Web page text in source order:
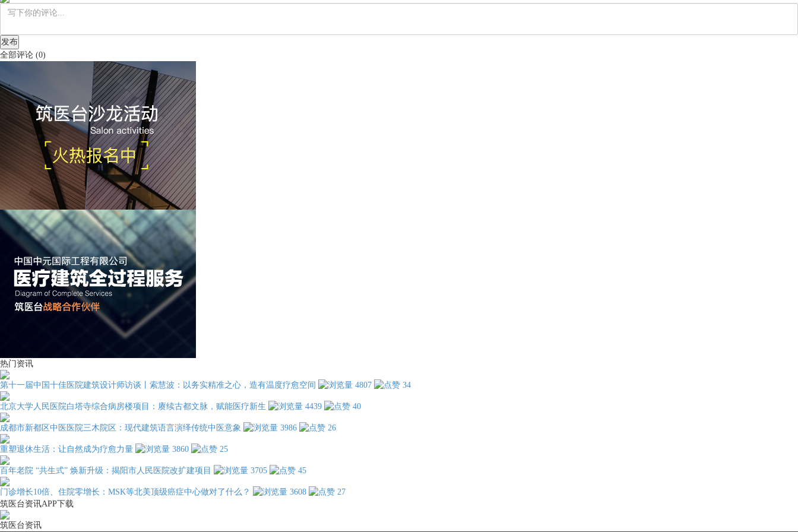
发布
全部评论 (0)
热门资讯
第十一届中国十佳医院建筑设计师访谈丨索慧波：以务实精准之心，造有温度疗愈空间 4807 34
北京大学人民医院白塔寺综合病房楼项目：赓续古都文脉，赋能医疗新生 4439 40
成都市新都区中医医院三木院区：现代建筑语言演绎传统中医意象 3986 26
重塑退休生活：让自然成为疗愈力量 3860 25
百年老院 “共生式” 焕新升级：揭阳市人民医院改扩建项目 3705 45
门诊增长10倍、住院零增长：MSK等北美顶级癌症中心做对了什么？ 3608
27
筑医台资讯APP下载
筑医台资讯